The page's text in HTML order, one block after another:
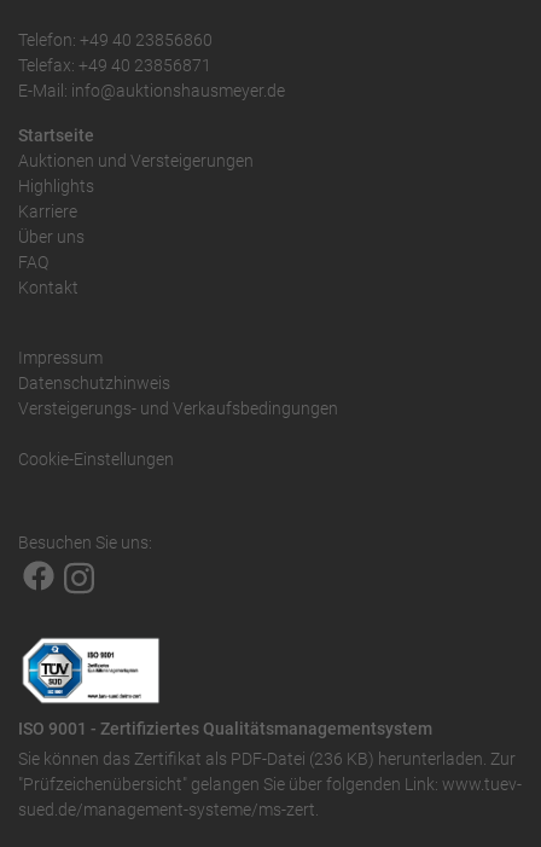
Telefon: +49 40 23856860
Telefax: +49 40 23856871
E-Mail: info@auktionshausmeyer.de
Startseite
Auktionen und Versteigerungen
Highlights
Karriere
Über uns
FAQ
Kontakt
Impressum
Datenschutzhinweis
Versteigerungs- und Verkaufsbedingungen
Cookie-Einstellungen
Besuchen Sie uns:
ISO 9001 - Zertifiziertes Qualitätsmanagementsystem
Sie können das Zertifikat als PDF-Datei (236 KB) herunterladen. Zur
"Prüfzeichenübersicht" gelangen Sie über folgenden Link: www.tuev-
sued.de/management-systeme/ms-zert